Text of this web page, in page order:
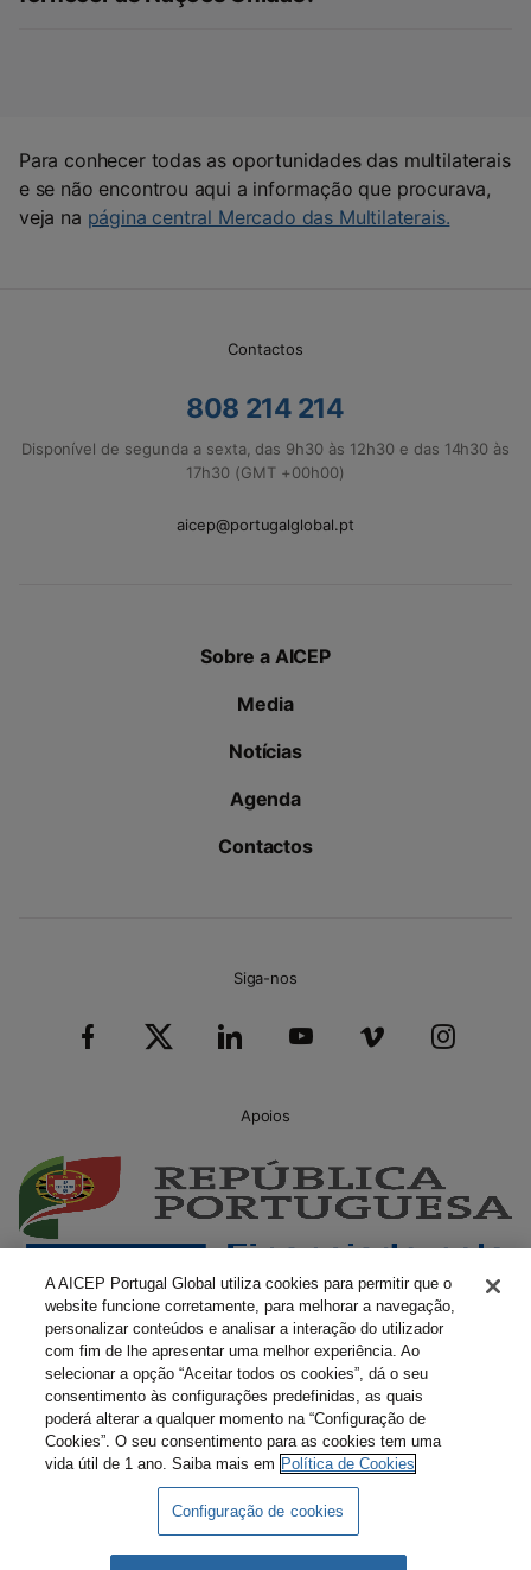
Para conhecer todas as oportunidades das multilaterais
e se não encontrou aqui a informação que procurava,
veja na página central Mercado das Multilaterais.
Contactos
808 214 214
Disponível de segunda a sexta, das 9h30 às 12h30 e das 14h30 às
17h30 (GMT +00h00)
aicep@portugalglobal.pt
Sobre a AICEP
Media
Notícias
Agenda
Contactos
Siga-nos
Apoios
Livro Amarelo Eletrónico
A AICEP Portugal Global utiliza cookies para permitir que o
website funcione corretamente, para melhorar a navegação,
personalizar conteúdos e analisar a interação do utilizador
com fim de lhe apresentar uma melhor experiência. Ao
selecionar a opção “Aceitar todos os cookies”, dá o seu
consentimento às configurações predefinidas, as quais
poderá alterar a qualquer momento na “Configuração de
Cookies”. O seu consentimento para as cookies tem uma
vida útil de 1 ano. Saiba mais em Política de Cookies
Configuração de cookies